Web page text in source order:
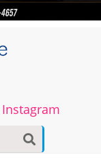
Instagram